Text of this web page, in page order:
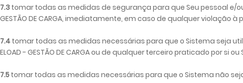
7.3 tomar todas as medidas de segurança para que Seu pessoal e/ou
GESTÃO DE CARGA, imediatamente, em caso de qualquer
7.4 tomar todas as medidas necessárias para que o Sistema seja
ELOAD - GESTÃO DE CARGA ou de qualquer terceiro praticado por si
7.5 tomar todas as medidas necessárias para que o Sistema não